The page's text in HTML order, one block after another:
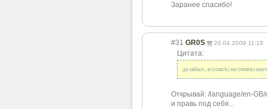
Заранее спасибо!
#31 GR0S 20.04.2009 11:18
Цитата:
да забыл,, и (search) на (поиск)
Открывай: /language/en-
и правь под себя...